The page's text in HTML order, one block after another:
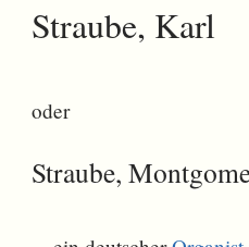
Straube, Karl
oder
Straube,